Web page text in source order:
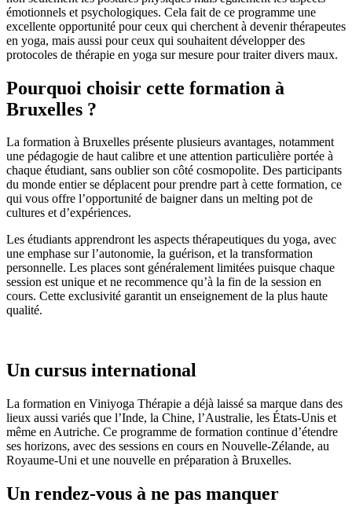
émotionnels et psychologiques. Cela fait de ce programme une
excellente opportunité pour ceux qui cherchent à devenir thérapeutes
en yoga, mais aussi pour ceux qui souhaitent développer des
protocoles de thérapie en yoga sur mesure pour traiter divers maux.
Pourquoi choisir cette formation à
Bruxelles ?
La formation à Bruxelles présente plusieurs avantages, notamment
une pédagogie de haut calibre et une attention particulière portée à
chaque étudiant, sans oublier son côté cosmopolite. Des participants
du monde entier se déplacent pour prendre part à cette formation, ce
qui vous offre l’opportunité de baigner dans un melting pot de
cultures et d’expériences.
Les étudiants apprendront les aspects thérapeutiques du yoga, avec
une emphase sur l’autonomie, la guérison, et la transformation
personnelle. Les places sont généralement limitées puisque chaque
session est unique et ne recommence qu’à la fin de la session en
cours. Cette exclusivité garantit un enseignement de la plus haute
qualité.
Un cursus international
La formation en Viniyoga Thérapie a déjà laissé sa marque dans des
lieux aussi variés que l’Inde, la Chine, l’Australie, les États-Unis et
même en Autriche. Ce programme de formation continue d’étendre
ses horizons, avec des sessions en cours en Nouvelle-Zélande, au
Royaume-Uni et une nouvelle en préparation à Bruxelles.
Un rendez-vous à ne pas manquer